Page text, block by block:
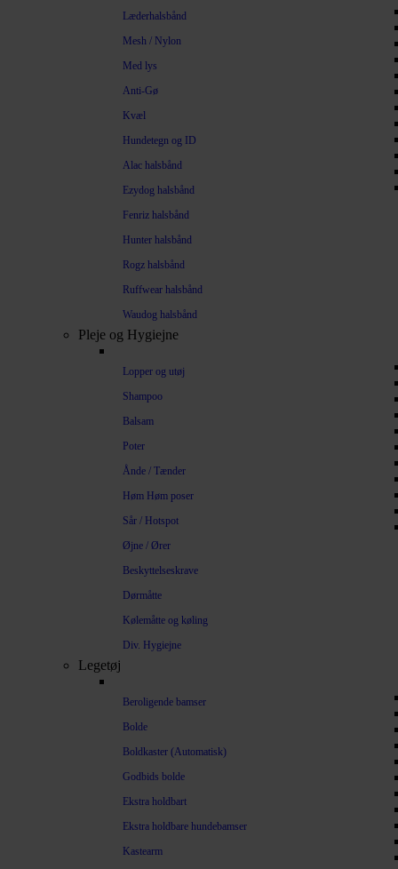
Læderhalsbånd
Mesh / Nylon
Med lys
Anti-Gø
Kvæl
Hundetegn og ID
Alac halsbånd
Ezydog halsbånd
Fenriz halsbånd
Hunter halsbånd
Rogz halsbånd
Ruffwear halsbånd
Waudog halsbånd
Pleje og Hygiejne
Lopper og utøj
Shampoo
Balsam
Poter
Ånde / Tænder
Høm Høm poser
Sår / Hotspot
Øjne / Ører
Beskyttelseskrave
Dørmåtte
Kølemåtte og køling
Div. Hygiejne
Legetøj
Beroligende bamser
Bolde
Boldkaster (Automatisk)
Godbids bolde
Ekstra holdbart
Ekstra holdbare hundebamser
Kastearm